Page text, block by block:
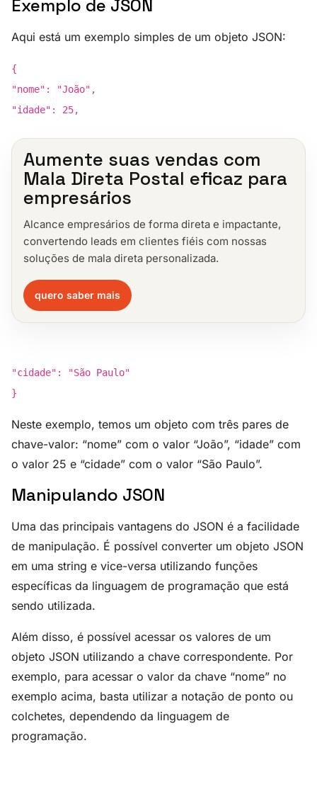
Exemplo de JSON
Aqui está um exemplo simples de um objeto JSON:
{
"nome": "João",
"idade": 25,
Aumente suas vendas com
Mala Direta Postal eficaz para
empresários
Alcance empresários de forma direta e impactante,
convertendo leads em clientes fiéis com nossas
soluções de mala direta personalizada.
quero saber mais
"cidade": "São Paulo"
}
Neste exemplo, temos um objeto com três pares de
chave-valor: “nome” com o valor “João”, “idade” com
o valor 25 e “cidade” com o valor “São Paulo”.
Manipulando JSON
Uma das principais vantagens do JSON é a facilidade
de manipulação. É possível converter um objeto JSON
em uma string e vice-versa utilizando funções
específicas da linguagem de programação que está
sendo utilizada.
Além disso, é possível acessar os valores de um
objeto JSON utilizando a chave correspondente. Por
exemplo, para acessar o valor da chave “nome” no
exemplo acima, basta utilizar a notação de ponto ou
colchetes, dependendo da linguagem de
programação.